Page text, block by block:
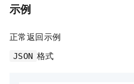
示例
正常返回示例
JSON 格式